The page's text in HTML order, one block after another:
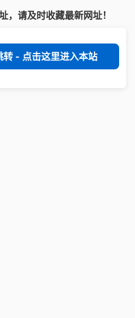
，请及时收藏最新网址！
- 点击这里进入本站